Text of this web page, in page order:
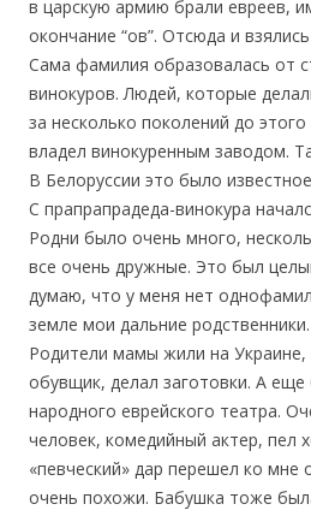
в царскую армию брали евреев,
окончание “ов”. Отсюда и
Сама фамилия образовалась от
винокуров. Людей, которые
за несколько поколений до
владел винокуренным заводом.
В Белоруссии это было
С прапрапрадеда-винокура
Родни было очень много,
все очень дружные. Это был
думаю, что у меня нет
земле мои дальние родственники.
Родители мамы жили на
обувщик, делал заготовки. А
народного еврейского театра.
человек, комедийный актер, пел
«певческий» дар перешел ко
очень похожи. Бабушка тоже